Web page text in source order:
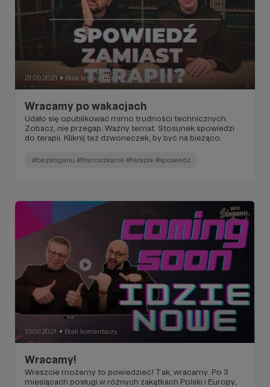
21.09.2021 ● Brak komentarzy
Wracamy po wakacjach
Udało się opublikować mimo trudności technicznych.
Zobacz, nie przegap. Ważny temat. Stosunek spowiedzi
do terapii. Kliknij też dzwoneczek, by być na bieżąco.
#bezsloganu #franciszkanie #terapia #spowiedz
13.09.2021 ● Brak komentarzy
Wracamy!
Wreszcie możemy to powiedzieć! Tak, wracamy. Po 3
miesiącach posługi w różnych zakątkach Polski i Europy,